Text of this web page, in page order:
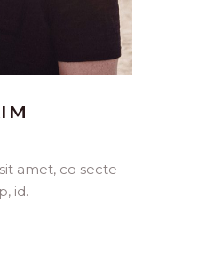
amet, co secte
id.